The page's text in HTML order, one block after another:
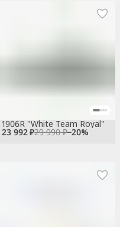
23 992 ₽29 990 ₽−20%
1906R "White Team Royal"